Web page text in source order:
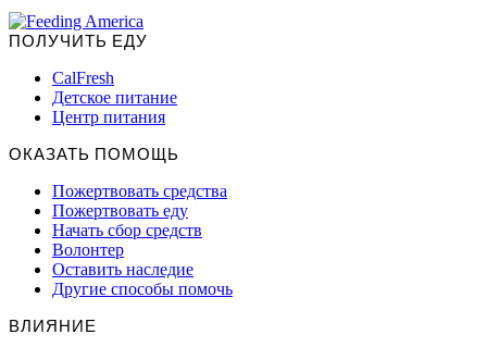
ПОЛУЧИТЬ ЕДУ
CalFresh
Детское питание
Центр питания
ОКАЗАТЬ ПОМОЩЬ
Пожертвовать средства
Пожертвовать еду
Начать сбор средств
Волонтер
Оставить наследие
Другие способы помочь
ВЛИЯНИЕ